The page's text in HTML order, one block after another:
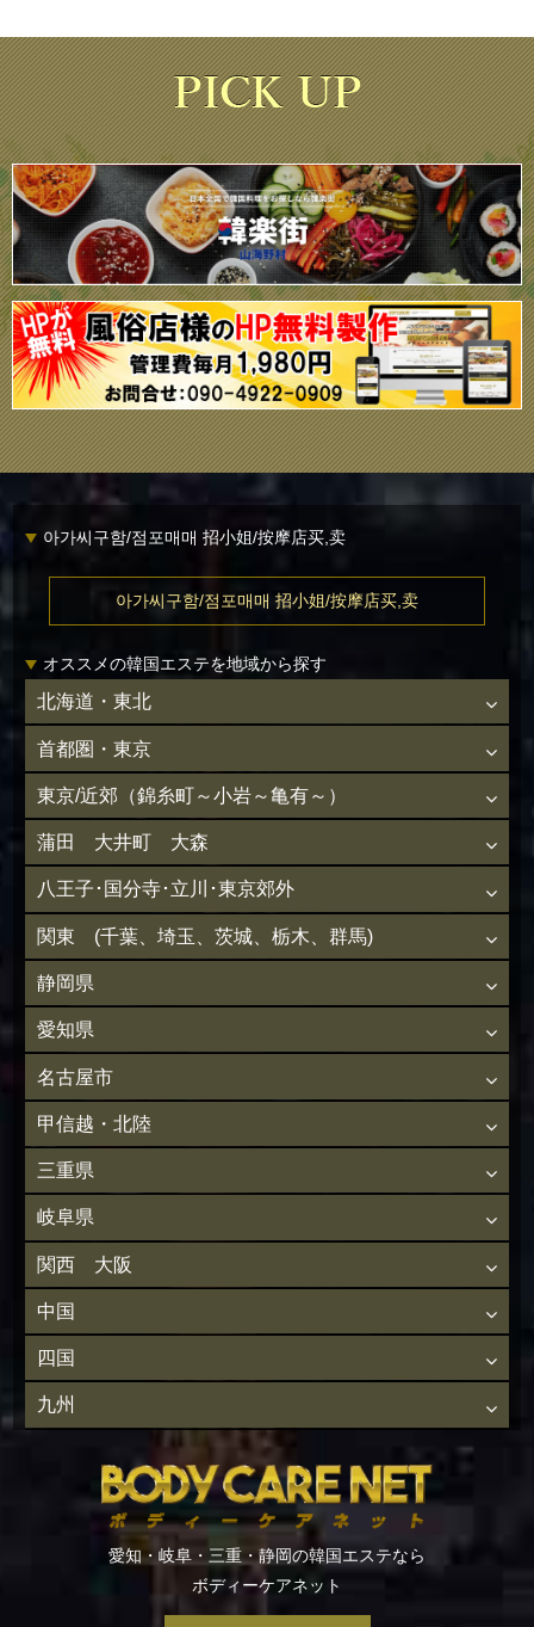
아가씨구함/점포매매 招小姐/按摩店买,卖
아가씨구함/점포매매 招小姐/按摩店买,卖
オススメの韓国エステを地域から探す
北海道・東北
首都圏・東京
東京/近郊（錦糸町～小岩～亀有～）
蒲田 大井町 大森
八王子･国分寺･立川･東京郊外
関東 (千葉、埼玉、茨城、栃木、群馬)
静岡県
愛知県
名古屋市
甲信越・北陸
三重県
岐阜県
関西 大阪
中国
四国
九州
愛知・岐阜・三重・静岡の韓国エステなら
ボディーケアネット